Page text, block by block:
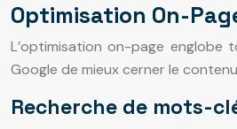
Optimisation On-
L’optimisation on-page
Google de mieux cerner le
Recherche de mots-